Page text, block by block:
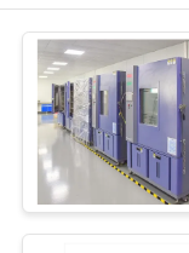
ΠΡΟΪΌΝΤΑ
ΠΕΡΊΠΟΥ
ΕΜΕΊΣ
ΓΎΡΟΣ